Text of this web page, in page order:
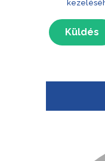
Küldés